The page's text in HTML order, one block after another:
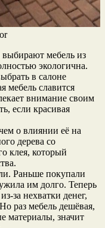
выбирают мебель из
экологична.
в салоне
мебель славится
внимание своим
если красивая
о влиянии её на
дерева со
клея, который
Раньше покупали
им долго. Теперь
за нехватки денег,
раз мебель дешёвая,
материалы, значит